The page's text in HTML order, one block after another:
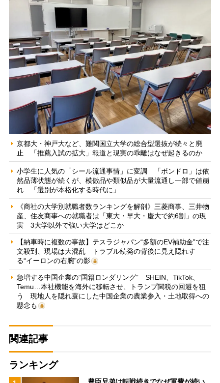
京都大・神戸大など、難関国立大学の総合型選抜が続々と廃
止 「推薦入試の拡大」報道と現実の乖離はなぜ起きるのか
小学生に人気の「シール流通事情」に変調 「ボンドロ」は依
然品薄状態が続くが、模倣品や類似品が大量流通し一部で値崩
れ 「選別が本格化する時代に」
《商社の大学別就職者数ランキングを解剖》三菱商事、三井物
産、住友商事への就職者は「東大・早大・慶大で約6割」の現
実 3大学以外で強い大学はどこか
【納車時に複数の事故】テスラジャパン“多額のEV補助金”で注
文殺到、現場は大混乱 トラブル続発の背後に見え隠れす
る“イーロンの右腕”の影
急増する中国企業の“国籍ロンダリング” SHEIN、TikTok、
Temu…本社機能を海外に移転させ、トランプ関税の回避を狙
う 現地人を隠れ蓑にした中国企業の農業参入・土地取得への
懸念も
関連記事
ランキング
豊臣兄弟は転戦続きでなぜ軍費が続い